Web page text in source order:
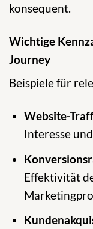
konsequent.
Wichtige
Journey
Beispiele für
Website-
Interesse
Effektivität